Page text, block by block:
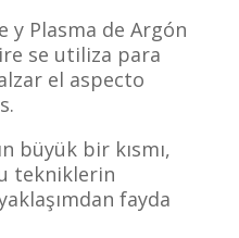
y Plasma de Argón
se utiliza para
el aspecto
büyük bir kısmı,
tekniklerin
fayda